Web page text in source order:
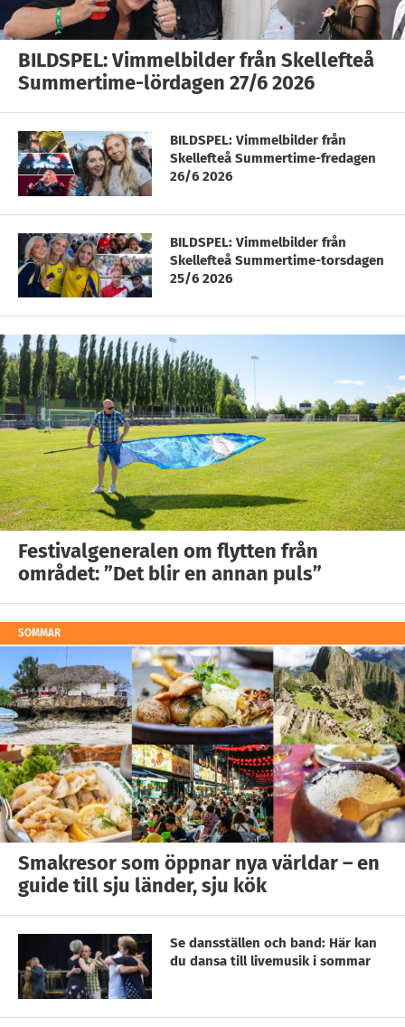
BILDSPEL: Vimmelbilder från Skellefteå
Summertime-lördagen 27/6 2026
BILDSPEL: Vimmelbilder från
Skellefteå Summertime-fredagen
26/6 2026
BILDSPEL: Vimmelbilder från
Skellefteå Summertime-torsdagen
25/6 2026
Festivalgeneralen om flytten från
området: ”Det blir en annan puls”
SOMMAR
Smakresor som öppnar nya världar – en
guide till sju länder, sju kök
Se dansställen och band: Här kan
du dansa till livemusik i sommar